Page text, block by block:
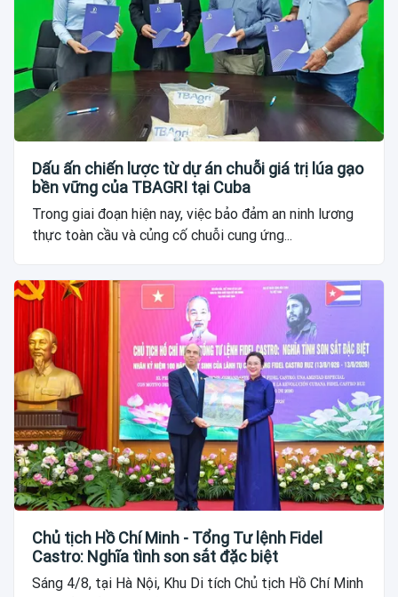
Dấu ấn chiến lược từ dự án chuỗi giá trị lúa gạo
bền vững của TBAGRI tại Cuba
Trong giai đoạn hiện nay, việc bảo đảm an ninh lương
thực toàn cầu và củng cố chuỗi cung ứng...
Chủ tịch Hồ Chí Minh - Tổng Tư lệnh Fidel
Castro: Nghĩa tình son sắt đặc biệt
Sáng 4/8, tại Hà Nội, Khu Di tích Chủ tịch Hồ Chí Minh